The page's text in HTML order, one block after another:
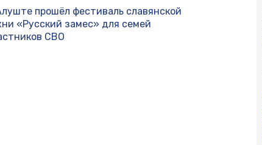
прошёл фестиваль славянской
«Русский замес» для семей
СВО